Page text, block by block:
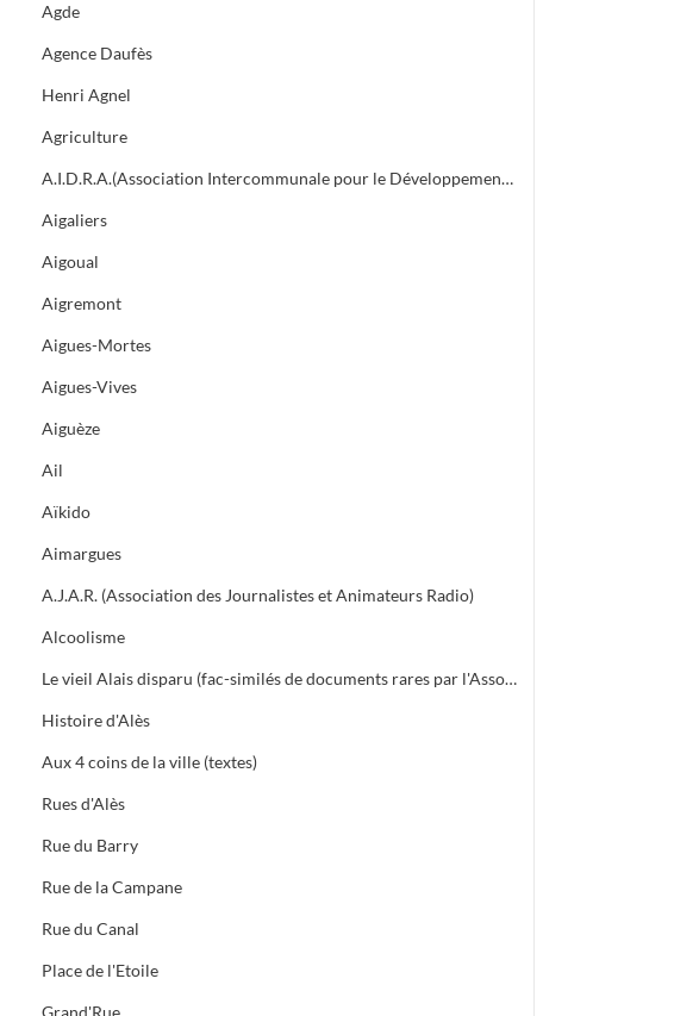
Agde
Agence Daufès
Henri Agnel
Agriculture
A.I.D.R.A.(Association Intercommunale pour le Développement de la Région d'Alès)
Aigaliers
Aigoual
Aigremont
Aigues-Mortes
Aigues-Vives
Aiguèze
Ail
Aïkido
Aimargues
A.J.A.R. (Association des Journalistes et Animateurs Radio)
Alcoolisme
Le vieil Alais disparu (fac-similés de documents rares par l'Association des Amis du vieil Alais)
Histoire d'Alès
Aux 4 coins de la ville (textes)
Rues d'Alès
Rue du Barry
Rue de la Campane
Rue du Canal
Place de l'Etoile
Grand'Rue